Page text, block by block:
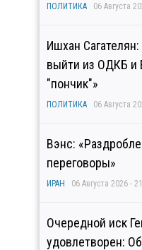
ПОЛИТИКА 06 Августа
Ишхан
выйти из ОДКБ и
"пончик"»
ПОЛИТИКА 06 Августа
Вэнс:
переговоры»
ИРАН 06 Августа 2026 -
Очередной иск
удовлетворен: